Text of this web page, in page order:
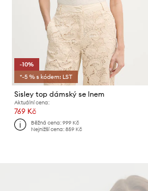
-10%
*-5 % s kódem: LST
Sisley top dámský se lnem
Aktuální cena:
769 Kč
Běžná cena:999 Kč
Nejnižší cena:859 Kč